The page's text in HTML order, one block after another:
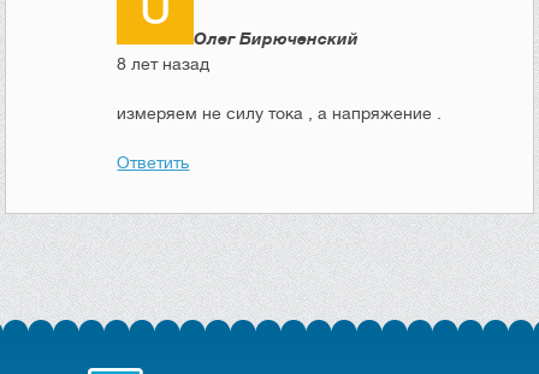
Олег Бирюченский
8 лет назад
измеряем не силу тока , а напряжение .
Ответить